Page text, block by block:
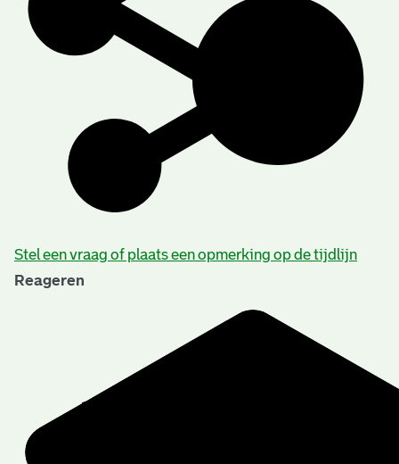
Stel een vraag of plaats een opmerking op de tijdlijn
Reageren